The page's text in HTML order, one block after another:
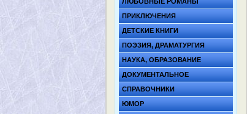
ПРИКЛЮЧЕНИЯ
ДЕТСКИЕ КНИГИ
ПОЭЗИЯ, ДРАМАТУРГИЯ
НАУКА, ОБРАЗОВАНИЕ
ДОКУМЕНТАЛЬНОЕ
СПРАВОЧНИКИ
ЮМОР